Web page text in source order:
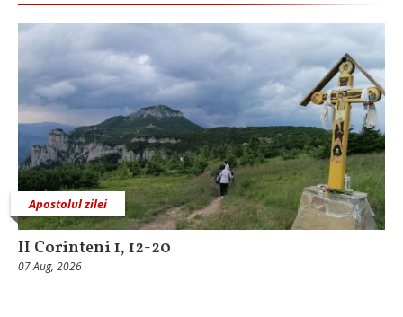
Apostolul zilei
II Corinteni 1, 12-20
07 Aug, 2026